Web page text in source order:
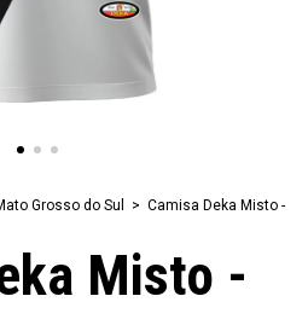
Grosso do Sul > Camisa Deka Misto -
Misto -